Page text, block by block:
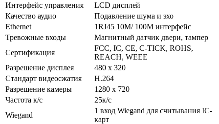
Интерфейс управления
LCD дисплей
Качество аудио
Подавление шума и эхо
Ethernet
1RJ45 10M/ 100M интерфейс
Тревожные входы
Магнитный датчик двери, тампер
Сертификация
FCC, IC, CE, C-TICK, ROHS,
REACH, WEEE
Разрешение дисплея
480 х 320
Стандарт видеосжатия
H.264
Разрешение камеры
1280 х 720
Частота к/с
25к/с
Wiegand
1 вход Wiegand для считывания IC-
карт